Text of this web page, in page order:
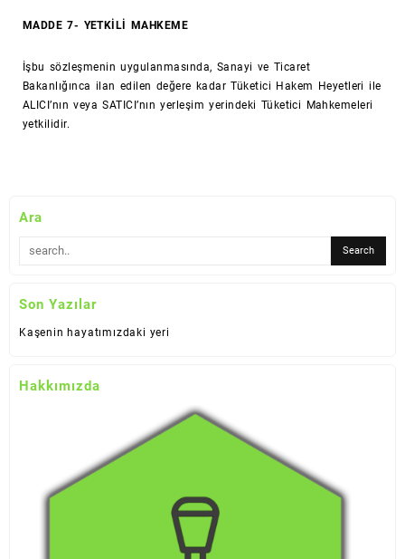
MADDE 7- YETKİLİ MAHKEME
İşbu sözleşmenin uygulanmasında, Sanayi ve Ticaret
Bakanlığınca ilan edilen değere kadar Tüketici Hakem Heyetleri ile
ALICI’nın veya SATICI’nın yerleşim yerindeki Tüketici Mahkemeleri
yetkilidir.
Ara
Son Yazılar
Kaşenin hayatımızdaki yeri
Hakkımızda